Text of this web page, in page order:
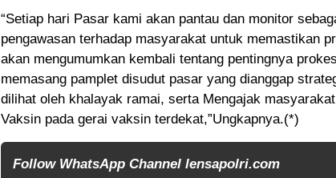
“Setiap hari Pasar kami akan pantau dan monitor
pengawasan terhadap masyarakat untuk memastikan
akan mengumumkan kembali tentang pentingnya
memasang pamplet disudut pasar yang dianggap
dilihat oleh khalayak ramai, serta Mengajak
Vaksin pada gerai vaksin terdekat,”Ungkapnya.(*)
Follow WhatsApp Channel lensapolri.com